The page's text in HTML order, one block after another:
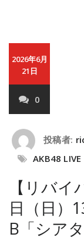
2026年6月
21日
0
投稿者:
AKB48
【リバ
日（日）
B「シア